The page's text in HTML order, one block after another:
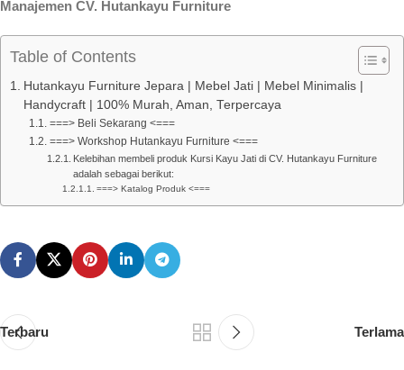
Manajemen CV. Hutankayu Furniture
Table of Contents
Hutankayu Furniture Jepara | Mebel Jati | Mebel Minimalis |
Handycraft | 100% Murah, Aman, Terpercaya
===> Beli Sekarang <===
===> Workshop Hutankayu Furniture <===
Kelebihan membeli produk Kursi Kayu Jati di CV. Hutankayu Furniture
adalah sebagai berikut:
===> Katalog Produk <===
Terbaru Terlama